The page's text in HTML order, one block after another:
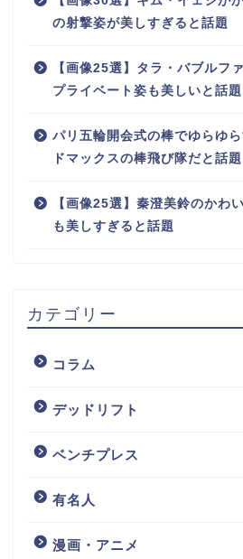
の射撃姿が美しすぎると話題
【画像25選】タラ・バブルフ
プライベート姿も美しいと話題
パリ五輪開会式の棒でゆらゆ
ドマックスの棒飛び隊だと話題
【画像25選】秦澄美鈴のかわ
も美しすぎると話題
カテゴリー
コラム
デッドリフト
ベンチプレス
有名人
漫画・アニメ